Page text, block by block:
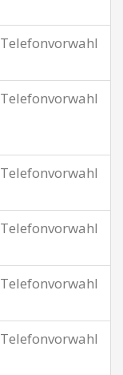
Telefonvorwahl
Telefonvorwahl
Telefonvorwahl
Telefonvorwahl
Telefonvorwahl
Telefonvorwahl